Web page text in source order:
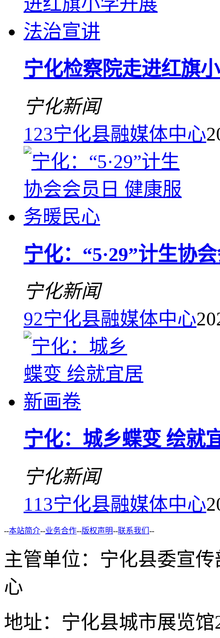
宁化检察院走进红旗
宁化新闻
123宁化县融媒体中心
宁化：“5·29”计生协
宁化新闻
92宁化县融媒体中心
宁化：城乡蝶变 绘就
宁化新闻
113宁化县融媒体中心
--本站简介--业务合作--版权声明--联系我们 --
主管单位：宁化县委宣
心
地址：宁化县城市展览馆